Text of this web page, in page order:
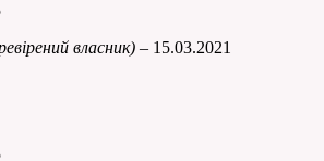
власник) – 15.03.2021